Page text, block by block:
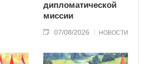
дипломатической
миссии
07/08/2026 НОВОСТИ